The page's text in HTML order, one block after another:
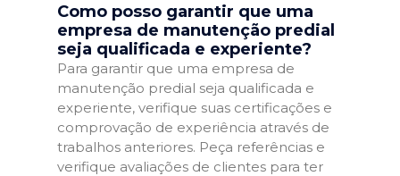
Como posso garantir que uma
empresa de manutenção predial
seja qualificada e experiente?
Para garantir que uma empresa de
manutenção predial seja qualificada e
experiente, verifique suas certificações e
comprovação de experiência através de
trabalhos anteriores. Peça referências e
verifique avaliações de clientes para ter